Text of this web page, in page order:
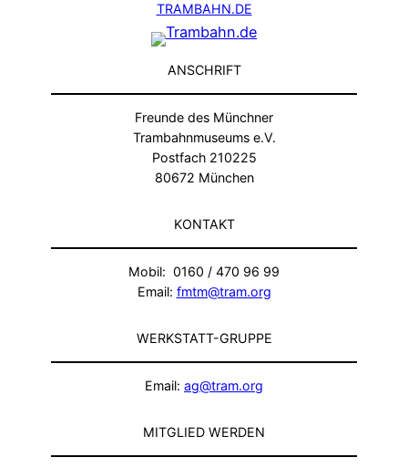
TRAMBAHN.DE
ANSCHRIFT
Freunde des Münchner
Trambahnmuseums e.V.
Postfach 210225
80672 München
KONTAKT
Mobil: 0160 / 470 96 99
Email: fmtm@tram.org
WERKSTATT-GRUPPE
Email: ag@tram.org
MITGLIED WERDEN